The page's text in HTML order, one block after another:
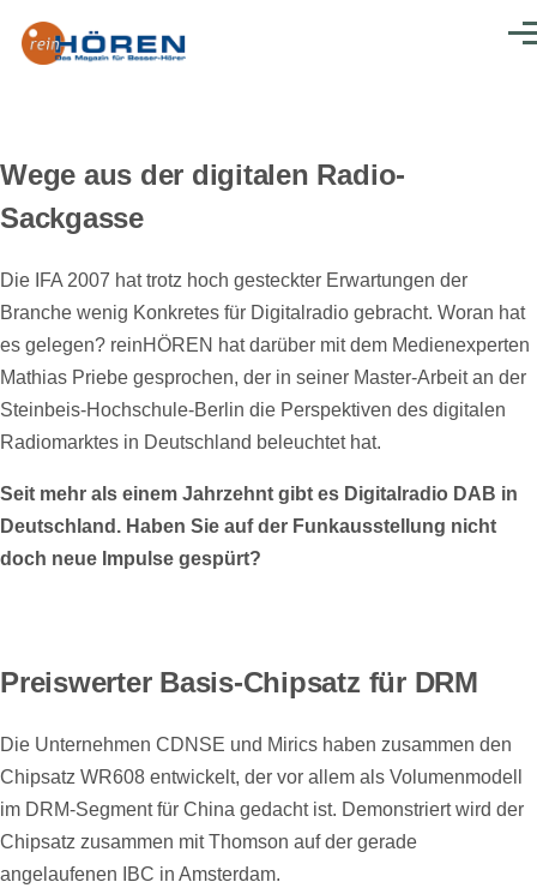
Wege aus der digitalen Radio-
Sackgasse
Die IFA 2007 hat trotz hoch gesteckter Erwartungen der
Branche wenig Konkretes für Digitalradio gebracht. Woran hat
es gelegen? reinHÖREN hat darüber mit dem Medienexperten
Mathias Priebe gesprochen, der in seiner Master-Arbeit an der
Steinbeis-Hochschule-Berlin die Perspektiven des digitalen
Radiomarktes in Deutschland beleuchtet hat.
Seit mehr als einem Jahrzehnt gibt es Digitalradio DAB in
Deutschland. Haben Sie auf der Funkausstellung nicht
doch neue Impulse gespürt?
Preiswerter Basis-Chipsatz für DRM
Die Unternehmen CDNSE und Mirics haben zusammen den
Chipsatz WR608 entwickelt, der vor allem als Volumenmodell
im DRM-Segment für China gedacht ist. Demonstriert wird der
Chipsatz zusammen mit Thomson auf der gerade
angelaufenen IBC in Amsterdam.